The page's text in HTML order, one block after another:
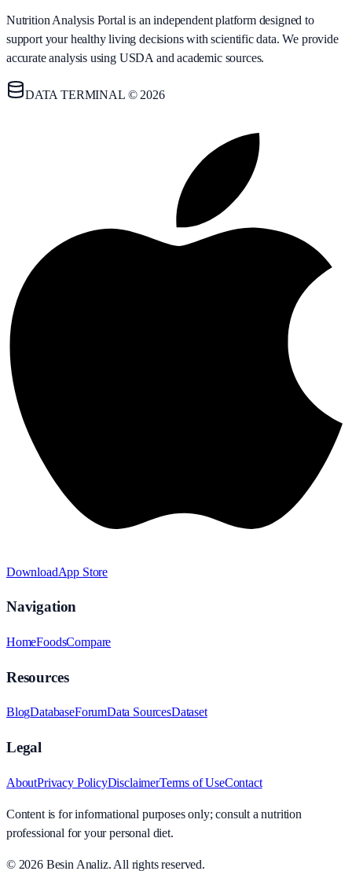
Nutrition Analysis Portal is an independent platform designed to
support your healthy living decisions with scientific data. We provide
accurate analysis using USDA and academic sources.
DATA TERMINAL © 2026
DownloadApp Store
Navigation
HomeFoodsCompare
Resources
BlogDatabaseForumData SourcesDataset
Legal
AboutPrivacy PolicyDisclaimerTerms of UseContact
Content is for informational purposes only; consult a nutrition
professional for your personal diet.
© 2026 Besin Analiz. All rights reserved.